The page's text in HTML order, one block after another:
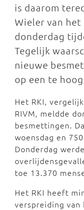
is daarom
Wieler van het
donderdag
Tegelijk
nieuwe
op een te
Het RKI,
RIVM, meldde
besmettingen.
woensdag en
Donderdag
toe 13.370
Het RKI heeft
verspreiding van